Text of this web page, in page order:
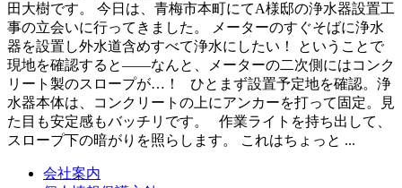
田大樹です。 今日は、青梅市本町にてA様邸の浄水器設置工
事の立会いに行ってきました。 メーターのすぐそばに浄水
器を設置し外水道含めすべて浄水にしたい！ ということで
現地を確認すると――なんと、メーターの二次側にはコンク
リート製のスロープが…！ ひとまず設置予定地を確認。浄
水器本体は、コンクリートの上にアンカーを打って固定。見
た目も安定感もバッチリです。 作業ライトを持ち出して、
スロープ下の暗がりを照らします。 これはちょっと ...
会社案内